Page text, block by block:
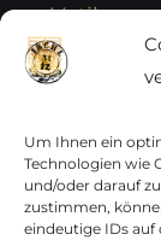
Um Ihnen ein
Technologien wie
und/oder darauf
zustimmen,
eindeutige IDs auf
Vatikan
Vereinte